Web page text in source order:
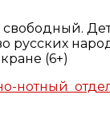
свободный.
русских
(6+)
нотный